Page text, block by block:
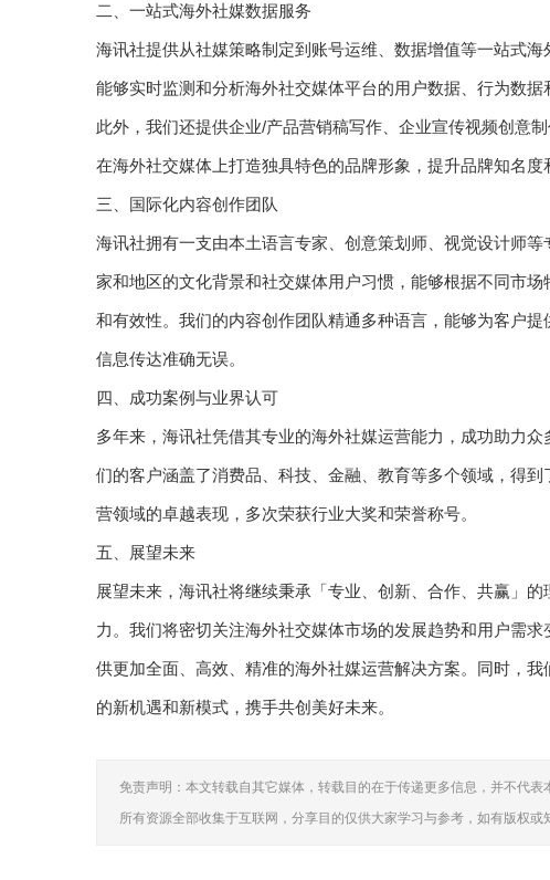
二、一站式海外社媒数据服务
海讯社提供从社媒策略制定到账号运维、数据增值等一站式
能够实时监测和分析海外社交媒体平台的用户数据、行为数
此外，我们还提供企业/产品营销稿写作、企业宣传视频创意
在海外社交媒体上打造独具特色的品牌形象，提升品牌知名度
三、国际化内容创作团队
海讯社拥有一支由本土语言专家、创意策划师、视觉设计师
家和地区的文化背景和社交媒体用户习惯，能够根据不同市
和有效性。我们的内容创作团队精通多种语言，能够为客户
信息传达准确无误。
四、成功案例与业界认可
多年来，海讯社凭借其专业的海外社媒运营能力，成功助力
们的客户涵盖了消费品、科技、金融、教育等多个领域，得
营领域的卓越表现，多次荣获行业大奖和荣誉称号。
五、展望未来
展望未来，海讯社将继续秉承「专业、创新、合作、共赢」
力。我们将密切关注海外社交媒体市场的发展趋势和用户需
供更加全面、高效、精准的海外社媒运营解决方案。同时，
的新机遇和新模式，携手共创美好未来。
免责声明：本文转载自其它媒体，转载目的在于传递更多信息，并不代
所有资源全部收集于互联网，分享目的仅供大家学习与参考，如有版权或